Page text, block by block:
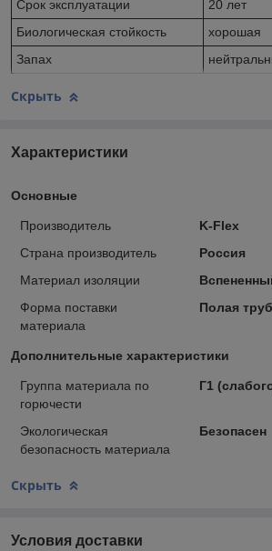
Срок эксплуатации
20 лет
Биологическая стойкость
хорошая
Запах
Скрыть
Характеристики
Основные
Производитель
K-Flex
Страна производитель
Россия
Материал изоляции
Форма поставки
материала
Полая
Дополнительные характеристики
Группа материала по
горючести
Г1
Экологическая
безопасность материала
Безопасен
Скрыть
Условия доставки